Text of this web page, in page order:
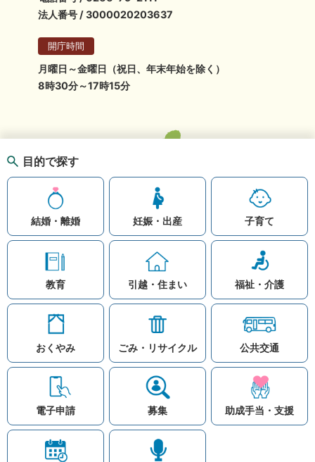
知りたい情報を検索
注目ワード
目的で探す
結婚・離婚 妊娠・出産 子育て
教育 引越・住まい 福祉・介護
おくやみ ごみ・リサイクル 公共交通
電子申請 募集 助成手当・支援
法人番号 / 3000020203637
開庁時間
月曜日～金曜日（祝日、年末年始を除く）
8時30分～17時15分
お問い合わせ
リンク集
このホームページ
著作権と免責事項につ
プライバシーポリシー
© Village Hara